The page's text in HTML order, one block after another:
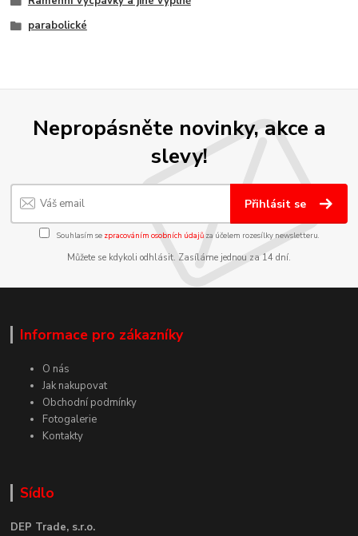
parabolické
Nepropásněte novinky, akce a
slevy!
Přihlásit se
Souhlasím se zpracováním osobních údajůza účelem rozesílky newsletteru.
Můžete se kdykoli odhlásit. Zasíláme jednou za 14 dní.
Informace pro zákazníky
O nás
Jak nakupovat
Obchodní podmínky
Fotogalerie
Kontakty
Sídlo
DEP Trade, s.r.o.